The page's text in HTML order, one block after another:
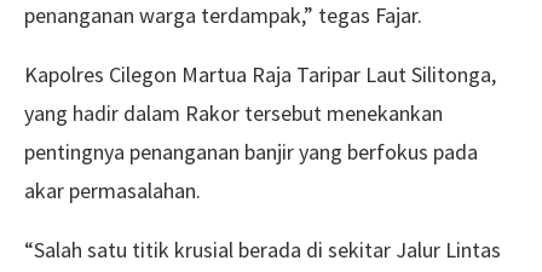
penanganan warga terdampak,” tegas Fajar.
Kapolres Cilegon Martua Raja Taripar Laut Silitonga,
yang hadir dalam Rakor tersebut menekankan
pentingnya penanganan banjir yang berfokus pada
akar permasalahan.
“Salah satu titik krusial berada di sekitar Jalur Lintas